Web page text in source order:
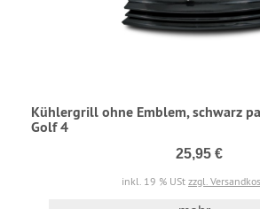
Kühlergrill ohne Emblem, schwarz
Golf 4
25,95 €
inkl. 19 % USt zzgl.